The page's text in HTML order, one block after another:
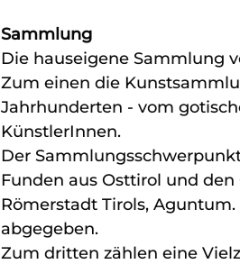
Sammlung
Die hauseigene Sammlung
Zum einen die
Jahrhunderten - vom
KünstlerInnen.
Der
Funden aus Osttirol und
Römerstadt Tirols,
abgegeben.
Zum dritten zählen eine